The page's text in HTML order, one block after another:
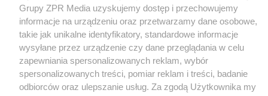
Grupy ZPR Media uzyskujemy dostęp i przechowujemy
informacje na urządzeniu oraz przetwarzamy dane osobowe,
takie jak unikalne identyfikatory, standardowe informacje
wysyłane przez urządzenie czy dane przeglądania w celu
zapewniania spersonalizowanych reklam, wybór
spersonalizowanych treści, pomiar reklam i treści, badanie
odbiorców oraz ulepszanie usług. Za zgodą Użytkownika my